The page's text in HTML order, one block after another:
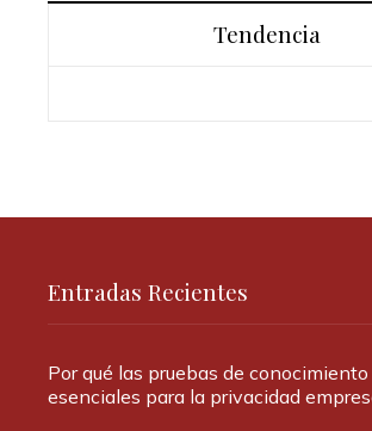
Tendencia
Entradas Recientes
Por qué las pruebas de
esenciales para la privacidad